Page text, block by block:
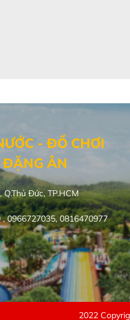
- ĐỒ CHƠI
ĐẶNG ÂN
Đức, TP.HCM
0966727035, 0816470977
2022